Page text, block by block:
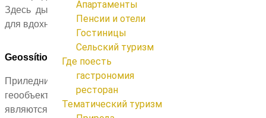
Апартаменты
Пенсии и отели
Гостиницы
Сельский туризм
Где поесть
гастрономия
ресторан
Тематический туризм
Здесь дышится тишиной и покоем. Идеально подходит
для вдохновения
Geossítios
Приледниковые депозиты и Ксенолит являются
геообъектами национальной важности, которые
являются частью геологического наследия Португалии.